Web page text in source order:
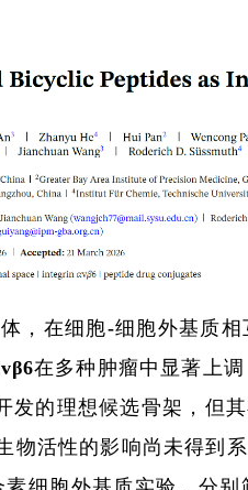
，在细胞-细胞外基质
在多种肿瘤中显著上
发的理想候选骨架，但
物活性的影响尚未得到